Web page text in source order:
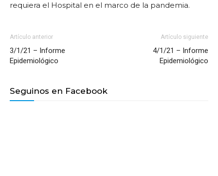
requiera el Hospital en el marco de la pandemia.
Artículo anterior
3/1/21 – Informe
Epidemiológico
Artículo siguiente
4/1/21 – Informe
Epidemiológico
Seguinos en Facebook